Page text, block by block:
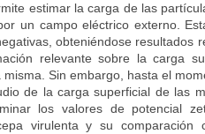
estimar la carga de las
un campo eléctrico externo.
obteniéndose resultados
relevante sobre la carga
Sin embargo, hasta el
de la carga superficial de las
los valores de potencial
virulenta y su comparación